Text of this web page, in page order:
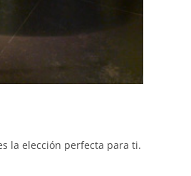
la elección perfecta para ti.